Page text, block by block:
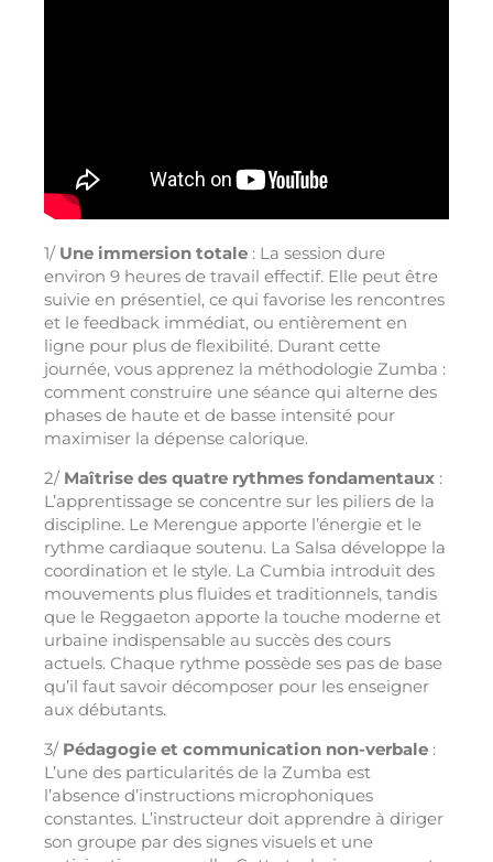
1/ Une immersion totale : La session dure
environ 9 heures de travail effectif. Elle peut être
suivie en présentiel, ce qui favorise les rencontres
et le feedback immédiat, ou entièrement en
ligne pour plus de flexibilité. Durant cette
journée, vous apprenez la méthodologie Zumba :
comment construire une séance qui alterne des
phases de haute et de basse intensité pour
maximiser la dépense calorique.
2/ Maîtrise des quatre rythmes fondamentaux :
L’apprentissage se concentre sur les piliers de la
discipline. Le Merengue apporte l’énergie et le
rythme cardiaque soutenu. La Salsa développe la
coordination et le style. La Cumbia introduit des
mouvements plus fluides et traditionnels, tandis
que le Reggaeton apporte la touche moderne et
urbaine indispensable au succès des cours
actuels. Chaque rythme possède ses pas de base
qu’il faut savoir décomposer pour les enseigner
aux débutants.
3/ Pédagogie et communication non-verbale :
L’une des particularités de la Zumba est
l’absence d’instructions microphoniques
constantes. L’instructeur doit apprendre à diriger
son groupe par des signes visuels et une